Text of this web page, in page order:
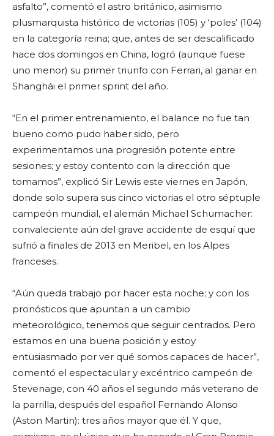
asfalto”, comentó el astro británico, asimismo
plusmarquista histórico de victorias (105) y ‘poles’ (104)
en la categoría reina; que, antes de ser descalificado
hace dos domingos en China, logró (aunque fuese
uno menor) su primer triunfo con Ferrari, al ganar en
Shanghái el primer sprint del año.
“En el primer entrenamiento, el balance no fue tan
bueno como pudo haber sido, pero
experimentamos una progresión potente entre
sesiones; y estoy contento con la dirección que
tomamos”, explicó Sir Lewis este viernes en Japón,
donde solo supera sus cinco victorias el otro séptuple
campeón mundial, el alemán Michael Schumacher:
convaleciente aún del grave accidente de esquí que
sufrió a finales de 2013 en Meribel, en los Alpes
franceses.
“Aún queda trabajo por hacer esta noche; y con los
pronósticos que apuntan a un cambio
meteorológico, tenemos que seguir centrados. Pero
estamos en una buena posición y estoy
entusiasmado por ver qué somos capaces de hacer”,
comentó el espectacular y excéntrico campeón de
Stevenage, con 40 años el segundo más veterano de
la parrilla, después del español Fernando Alonso
(Aston Martin): tres años mayor que él. Y que,